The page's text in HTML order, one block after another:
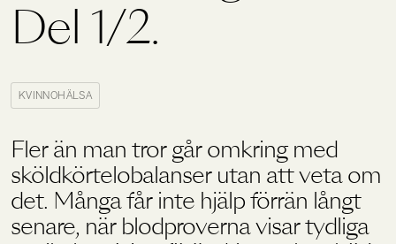
Kit
Holistics värld
Del 1/2.
KVINNOHÄLSA
Fler än man tror går omkring med
sköldkörtelobalanser utan att veta om
det. Många får inte hjälp förrän långt
senare, när blodproverna visar tydliga